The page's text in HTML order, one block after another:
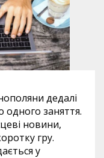
дедалі
одного заняття.
новини,
гру.
у